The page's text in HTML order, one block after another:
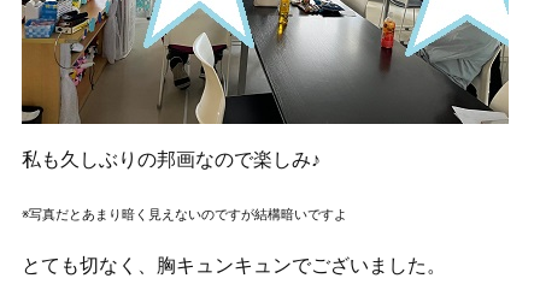
私も久しぶりの邦画なので楽しみ♪
※写真だとあまり暗く見えないのですが結構暗いですよ
とても切なく、胸キュンキュンでございました。